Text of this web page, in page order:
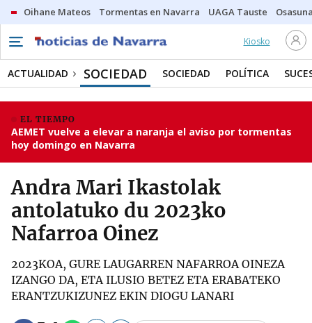
Oihane Mateos Tormentas en Navarra UAGA Tauste
Kiosko
ACTUALIDAD SOCIEDAD SOCIEDAD POLÍTICA
EL TIEMPO
AEMET vuelve a elevar a naranja el aviso por tormentas
hoy domingo en Navarra
Andra Mari Ikastolak
antolatuko du 2023ko
Nafarroa Oinez
2023KOA, GURE LAUGARREN NAFARROA OINEZA
IZANGO DA, ETA ILUSIO BETEZ ETA ERABATEKO
ERANTZUKIZUNEZ EKIN DIOGU LANARI